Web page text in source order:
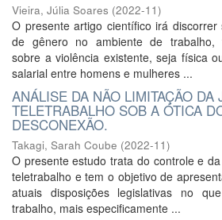
Vieira, Júlia Soares (2022-11)
O presente artigo científico irá discorrer
de gênero no ambiente de trabalho,
sobre a violência existente, seja física
salarial entre homens e mulheres ...
ANÁLISE DA NÃO LIMITAÇÃO DA
TELETRABALHO SOB A ÓTICA
DESCONEXÃO.
Takagi, Sarah Coube (2022-11)
O presente estudo trata do controle e
teletrabalho e tem o objetivo de
atuais disposições legislativas no
trabalho, mais especificamente ...